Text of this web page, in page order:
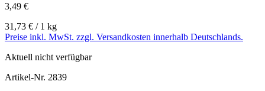
3,49 €
31,73 € / 1 kg
Preise inkl. MwSt. zzgl. Versandkosten innerhalb Deutschlands.
Aktuell nicht verfügbar
Artikel-Nr. 2839